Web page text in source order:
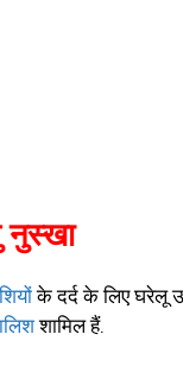
नुस्खा
के दर्द के लिए घरेलू
शामिल हैं.